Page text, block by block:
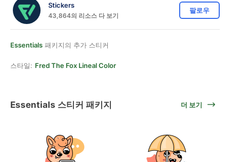
Stickers
43,864의 리소스 다 보기
팔로우
Essentials 패키지의 추가 스티커
스타일: Fred The Fox Lineal Color
Essentials 스티커 패키지 더 보기